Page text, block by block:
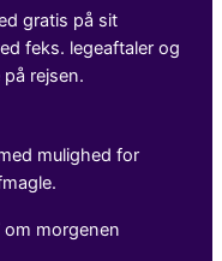
gratis på sit
feks. legeaftaler og
rejsen.
mulighed for
om morgenen